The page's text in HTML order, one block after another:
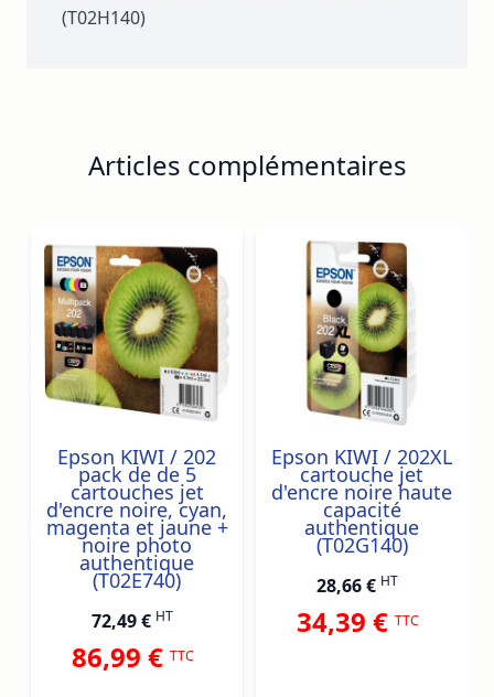
(T02H140)
Articles complémentaires
Navigating through the elements of the carousel is
Press to go to carousel navigation
Epson KIWI / 202
pack de de 5
cartouches jet
d'encre noire, cyan,
magenta et jaune +
noire photo
authentique
(T02E740)
72,49 € HT
86,99 € TTC
Epson KIWI / 202XL
cartouche jet
d'encre noire haute
capacité
authentique
(T02G140)
28,66 € HT
34,39 € TTC